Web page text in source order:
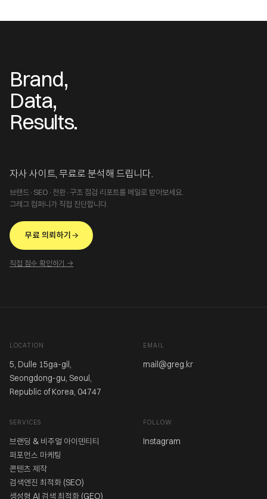
Brand,
Data,
Results.
자사 사이트, 무료로 분석해 드립니다.
브랜드·SEO·전환·구조 점검 리포트를 메일로 받아보세요.
그레그 컴퍼니가 직접 진단합니다.
무료 의뢰하기
직접 점수 확인하기 →
LOCATION
5, Dulle 15ga-gil,
Seongdong-gu, Seoul,
Republic of Korea, 04747
EMAIL
mail@greg.kr
SERVICES
브랜딩 & 비주얼 아이덴티티
퍼포먼스 마케팅
콘텐츠 제작
검색엔진 최적화 (SEO)
생성형 AI 검색 최적화 (GEO)
FOLLOW
Instagram